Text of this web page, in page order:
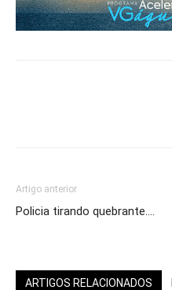
Artigo anterior
Policia tirando quebrante….
ARTIGOS RELACIONADOS